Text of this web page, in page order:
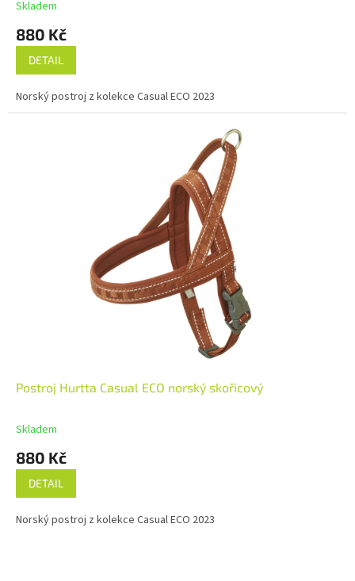
Skladem
880 Kč
DETAIL
Norský postroj z kolekce Casual ECO 2023
Postroj Hurtta Casual ECO norský skořicový
Skladem
880 Kč
DETAIL
Norský postroj z kolekce Casual ECO 2023